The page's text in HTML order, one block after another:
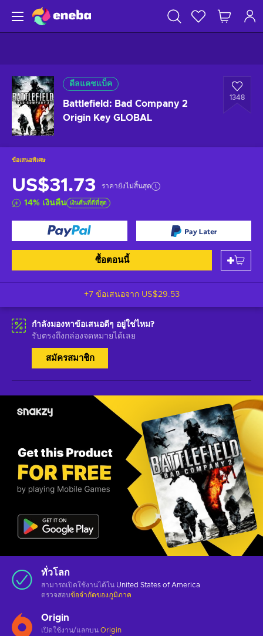
ดีลแคชแบ็ค
Battlefield: Bad Company 2
Origin Key GLOBAL
1348
ข้อเสนอพิเศษ
US$31.73 ราคายังไม่สิ้นสุด
14% เงินคืน เงินคืนที่ดีที่สุด
ซื้อตอนนี้
+7 ข้อเสนอจาก US$29.53
กำลังมองหาข้อเสนอดีๆ อยู่ใช่ไหม?
รับตรงถึงกล่องจดหมายได้เลย
สมัครสมาชิก
ทั่วโลก
สามารถเปิดใช้งานได้ใน United States of America
ตรวจสอบข้อจำกัดของภูมิภาค
Origin
เปิดใช้งาน/แลกบน Origin